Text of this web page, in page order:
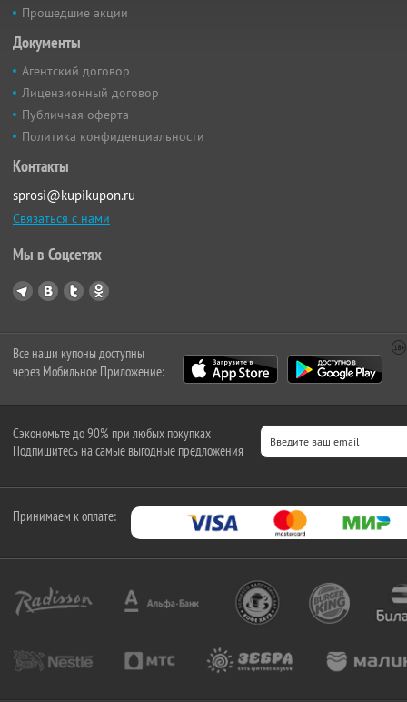
Прошедшие акции
Документы
Агентский договор
Лицензионный договор
Публичная оферта
Политика конфиденциальности
Контакты
sprosi@kupikupon.ru
Связаться с нами
Мы в Соцсетях
Все наши купоны доступны
через Мобильное Приложение:
Сэкономьте до 90% при любых покупках
Подпишитесь на самые выгодные предложения
Принимаем к оплате: